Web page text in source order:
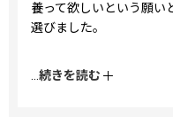
養って欲しいという願い
選びました。
軽くて持ち運びに便利で
鏡の柄に合う、素敵な柄
続きを読む